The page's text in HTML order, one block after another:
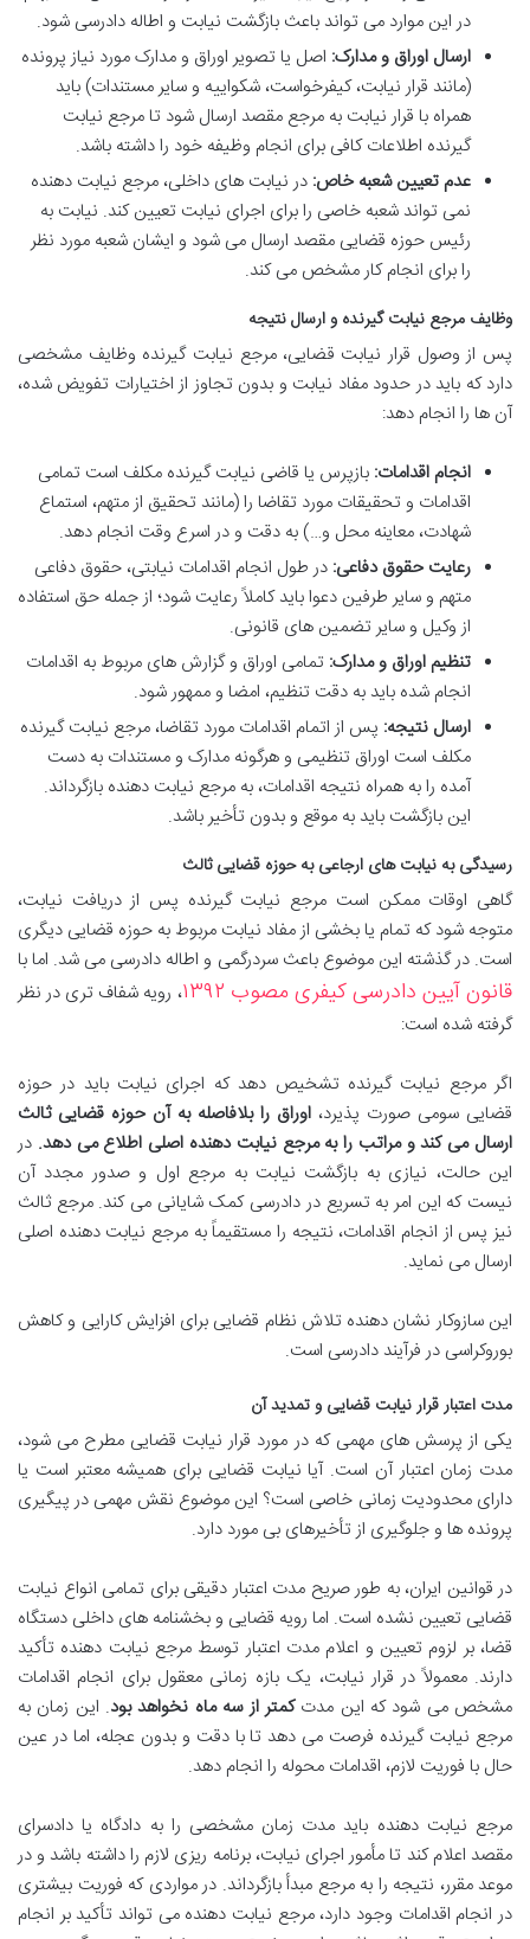
در این موارد می تواند باعث بازگشت نیابت و اطاله دادرسی شود.
ارسال اوراق و مدارک: اصل یا تصویر اوراق و مدارک مورد نیاز پرونده
(مانند قرار نیابت، کیفرخواست، شکواییه و سایر مستندات) باید
همراه با قرار نیابت به مرجع مقصد ارسال شود تا مرجع نیابت
گیرنده اطلاعات کافی برای انجام وظیفه خود را داشته باشد.
عدم تعیین شعبه خاص: در نیابت های داخلی، مرجع نیابت دهنده
نمی تواند شعبه خاصی را برای اجرای نیابت تعیین کند. نیابت به
رئیس حوزه قضایی مقصد ارسال می شود و ایشان شعبه مورد نظر
را برای انجام کار مشخص می کند.
وظایف مرجع نیابت گیرنده و ارسال نتیجه
پس از وصول قرار نیابت قضایی، مرجع نیابت گیرنده وظایف مشخصی
دارد که باید در حدود مفاد نیابت و بدون تجاوز از اختیارات تفویض شده،
آن ها را انجام دهد:
انجام اقدامات: بازپرس یا قاضی نیابت گیرنده مکلف است تمامی
اقدامات و تحقیقات مورد تقاضا را (مانند تحقیق از متهم، استماع
شهادت، معاینه محل و…) به دقت و در اسرع وقت انجام دهد.
رعایت حقوق دفاعی: در طول انجام اقدامات نیابتی، حقوق دفاعی
متهم و سایر طرفین دعوا باید کاملاً رعایت شود؛ از جمله حق استفاده
از وکیل و سایر تضمین های قانونی.
تنظیم اوراق و مدارک: تمامی اوراق و گزارش های مربوط به اقدامات
انجام شده باید به دقت تنظیم، امضا و ممهور شود.
ارسال نتیجه: پس از اتمام اقدامات مورد تقاضا، مرجع نیابت گیرنده
مکلف است اوراق تنظیمی و هرگونه مدارک و مستندات به دست
آمده را به همراه نتیجه اقدامات، به مرجع نیابت دهنده بازگرداند.
این بازگشت باید به موقع و بدون تأخیر باشد.
رسیدگی به نیابت های ارجاعی به حوزه قضایی ثالث
گاهی اوقات ممکن است مرجع نیابت گیرنده پس از دریافت نیابت،
متوجه شود که تمام یا بخشی از مفاد نیابت مربوط به حوزه قضایی دیگری
است. در گذشته این موضوع باعث سردرگمی و اطاله دادرسی می شد. اما با
قانون آیین دادرسی کیفری مصوب ۱۳۹۲
، رویه شفاف تری در نظر
گرفته شده است:
اگر مرجع نیابت گیرنده تشخیص دهد که اجرای نیابت باید در حوزه
قضایی سومی صورت پذیرد، اوراق را بلافاصله به آن حوزه قضایی ثالث
ارسال می کند و مراتب را به مرجع نیابت دهنده اصلی اطلاع می دهد. در
این حالت، نیازی به بازگشت نیابت به مرجع اول و صدور مجدد آن
نیست که این امر به تسریع در دادرسی کمک شایانی می کند. مرجع ثالث
نیز پس از انجام اقدامات، نتیجه را مستقیماً به مرجع نیابت دهنده اصلی
ارسال می نماید.
این سازوکار نشان دهنده تلاش نظام قضایی برای افزایش کارایی و کاهش
بوروکراسی در فرآیند دادرسی است.
مدت اعتبار قرار نیابت قضایی و تمدید آن
یکی از پرسش های مهمی که در مورد قرار نیابت قضایی مطرح می شود،
مدت زمان اعتبار آن است. آیا نیابت قضایی برای همیشه معتبر است یا
دارای محدودیت زمانی خاصی است؟ این موضوع نقش مهمی در پیگیری
پرونده ها و جلوگیری از تأخیرهای بی مورد دارد.
در قوانین ایران، به طور صریح مدت اعتبار دقیقی برای تمامی انواع نیابت
قضایی تعیین نشده است. اما رویه قضایی و بخشنامه های داخلی دستگاه
قضا، بر لزوم تعیین و اعلام مدت اعتبار توسط مرجع نیابت دهنده تأکید
دارند. معمولاً در قرار نیابت، یک بازه زمانی معقول برای انجام اقدامات
مشخص می شود که این مدتکمتر از سه ماه نخواهد بود. این زمان به
مرجع نیابت گیرنده فرصت می دهد تا با دقت و بدون عجله، اما در عین
حال با فوریت لازم، اقدامات محوله را انجام دهد.
مرجع نیابت دهنده باید مدت زمان مشخصی را به دادگاه یا دادسرای
مقصد اعلام کند تا مأمور اجرای نیابت، برنامه ریزی لازم را داشته باشد و در
موعد مقرر، نتیجه را به مرجع مبدأ بازگرداند. در مواردی که فوریت بیشتری
در انجام اقدامات وجود دارد، مرجع نیابت دهنده می تواند تأکید بر انجام